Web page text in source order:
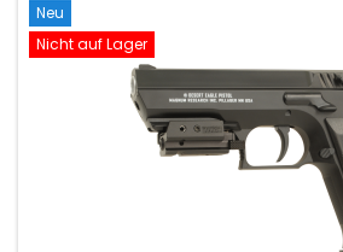
Neu
Nicht auf Lager